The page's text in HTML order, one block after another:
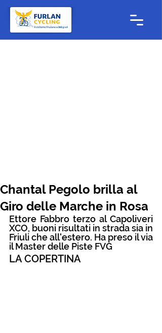
Chantal Pegolo brilla al
Giro delle Marche in Rosa
Ettore Fabbro terzo al Capoliveri
XCO, buoni risultati in strada sia in
Friuli che all'estero. Ha preso il via
il Master delle Piste FVG
LA COPERTINA